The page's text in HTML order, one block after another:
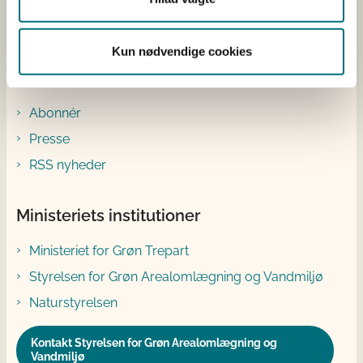
Kun nødvendige cookies
Instagram
Genveje
Abonnér
Presse
RSS nyheder
Ministeriets institutioner
Ministeriet for Grøn Trepart
Styrelsen for Grøn Arealomlægning og Vandmiljø
Naturstyrelsen
Kontakt Styrelsen for Grøn Arealomlægning og
Vandmiljø